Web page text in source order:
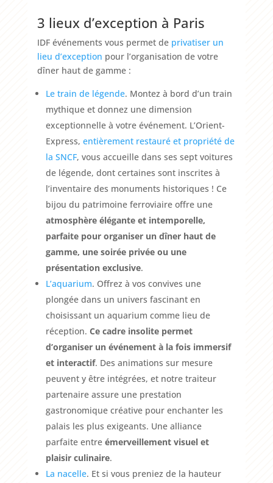
3 lieux d’exception à Paris
IDF événements vous permet de privatiser un
lieu d’exception pour l’organisation de votre
dîner haut de gamme :
Le train de légende. Montez à bord d’un train
mythique et donnez une dimension
exceptionnelle à votre événement. L’Orient-
Express, entièrement restauré et propriété de
la SNCF, vous accueille dans ses sept voitures
de légende, dont certaines sont inscrites à
l’inventaire des monuments historiques ! Ce
bijou du patrimoine ferroviaire offre une
atmosphère élégante et intemporelle,
parfaite pour organiser un dîner haut de
gamme, une soirée privée ou une
présentation exclusive.
L’aquarium. Offrez à vos convives une
plongée dans un univers fascinant en
choisissant un aquarium comme lieu de
réception. Ce cadre insolite permet
d’organiser un événement à la fois immersif
et interactif. Des animations sur mesure
peuvent y être intégrées, et notre traiteur
partenaire assure une prestation
gastronomique créative pour enchanter les
palais les plus exigeants. Une alliance
parfaite entre émerveillement visuel et
plaisir culinaire.
La nacelle. Et si vous preniez de la hauteur